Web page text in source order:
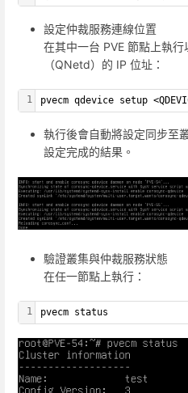
設定仲裁服務連線位置
在其中一台 PVE 節點上執
（QNetd）的 IP 位址：
1 pvecm qdevice setup
執行後會自動將設定同步至
設定完成的結果。
驗證叢集與仲裁服務狀態
在任一節點上執行：
1 pvecm status